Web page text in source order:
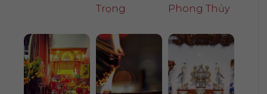
Trọng
Phong Thủy